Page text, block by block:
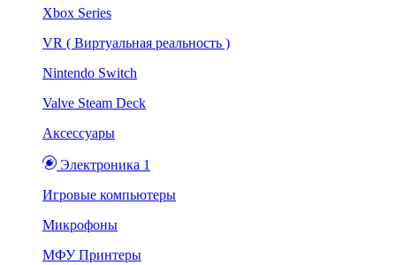
Xbox Series
VR ( Виртуальная реальность )
Nintendo Switch
Valve Steam Deck
Аксессуары
Электроника 1
Игровые компьютеры
Микрофоны
МФУ Принтеры